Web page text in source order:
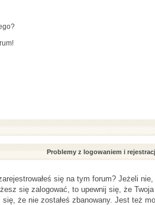
Problemy z logowaniem i
się na tym forum? Jeżeli
się zalogować, to upewnij się, że
że nie zostałeś zbanowany. Jest też